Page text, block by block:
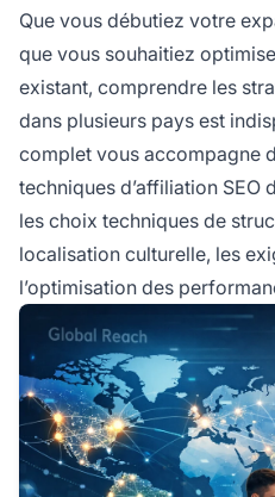
Que vous débutiez votre
que vous souhaitiez
existant, comprendre les
dans plusieurs pays est
complet vous accompagne
techniques d’affiliation SEO
les choix techniques de
localisation culturelle, les
l’optimisation des